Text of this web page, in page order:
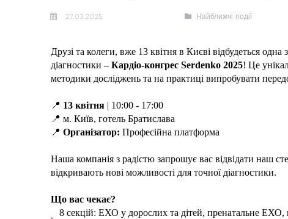
27.03.2025 Найближчі події
Друзі та колеги, вже 13 квітня в Києві відбудеться одна
діагностики – Кардіо-конгрес Serdenko 2025! Це
методики досліджень та на практиці випробувати
📍 13 квітня | 10:00 - 17:00
📍 м. Київ, готель Братислава
📍 Організатор: Професійна платформа
Наша компанія з радістю запрошує вас відвідати наш
відкривають нові можливості для точної діагностики.
Що вас чекає?
8 секцій: ЕХО у дорослих та дітей, пренатальне